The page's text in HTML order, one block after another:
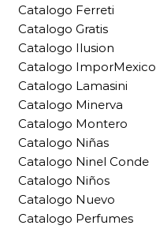
Catalogo Ferreti
Catalogo Gratis
Catalogo Ilusion
Catalogo ImporMexico
Catalogo Lamasini
Catalogo Minerva
Catalogo Montero
Catalogo Niñas
Catalogo Ninel Conde
Catalogo Niños
Catalogo Nuevo
Catalogo Perfumes